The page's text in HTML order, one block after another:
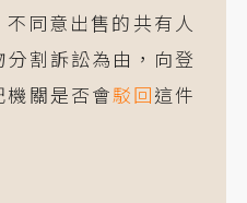
同意出售的共有人
割訴訟為由，向登
機關是否會駁回這件